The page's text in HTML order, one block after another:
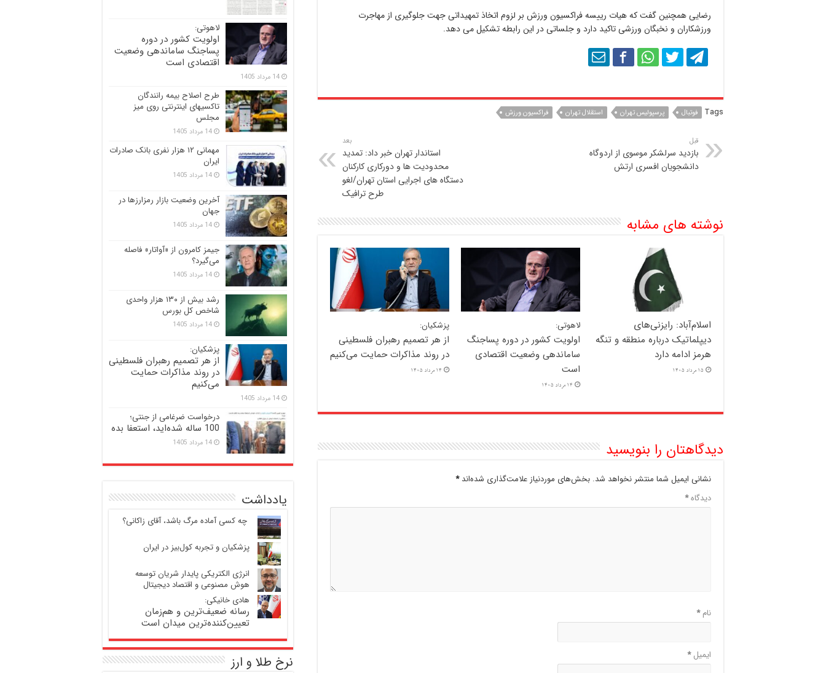
رضایی همچنین گفت که هیات رییسه فراکسیون ورزش بر لزوم اتخاذ تمهیداتی جهت جلوگیری از مهاجرت
ورزشکاران و نخبگان ورزشی تاکید دارد و جلساتی در این رابطه تشکیل می دهد.
Tags فوتبال پرسپولیس تهران استقلال تهران فراکسیون ورزش
قبل
بازدید سرلشکر موسوی از اردوگاه
دانشجویان افسری ارتش
بعد
استاندار تهران خبر داد: تمدید
محدودیت ها و دورکاری کارکنان
دستگاه های اجرایی استان تهران/لغو
طرح ترافیک
نوشته های مشابه
اسلام‌آباد: رایزنی‌های
دیپلماتیک درباره منطقه و تنگه
هرمز ادامه دارد
15 مرداد 1405
لاهوتی:
اولویت کشور در دوره پساجنگ
ساماندهی وضعیت اقتصادی
است
14 مرداد 1405
پزشکیان:
از هر تصمیم رهبران فلسطینی
در روند مذاکرات حمایت می‌کنیم
14 مرداد 1405
دیدگاهتان را بنویسید
نشانی ایمیل شما منتشر نخواهد شد. بخش‌های موردنیاز علامت‌گذاری شده‌اند*
دیدگاه*
نام*
ایمیل*
لاهوتی:
اولویت کشور در دوره
پساجنگ ساماندهی وضعیت
اقتصادی است
14 مرداد 1405
طرح اصلاح بیمه رانندگان
تاکسیهای اینترنتی روی میز
مجلس
14 مرداد 1405
مهمانی ۱۲ هزار نفری بانک صادرات
ایران
14 مرداد 1405
آخرین وضعیت بازار رمزارزها در
جهان
14 مرداد 1405
جیمز کامرون از «آواتار» فاصله
می‌گیرد؟
14 مرداد 1405
رشد بیش از ۱۳۰ هزار واحدی
شاخص کل بورس
14 مرداد 1405
پزشکیان:
از هر تصمیم رهبران فلسطینی
در روند مذاکرات حمایت
می‌کنیم
14 مرداد 1405
درخواست ضرغامی از جنتی؛
100 ساله شده‌اید، استعفا بده
14 مرداد 1405
یادداشت
‍ چه کسی آماده مرگ باشد، آقای زاکانی؟
پزشکیان و تجربه کول‌بیز در ایران
انرژی الکتریکی پایدار شریان توسعه
هوش مصنوعی و اقتصاد دیجیتال
هادی خانیکی:
رسانه ضعیف‌ترین و هم‌زمان
تعیین‌کننده‌ترین میدان است
نرخ طلا و ارز